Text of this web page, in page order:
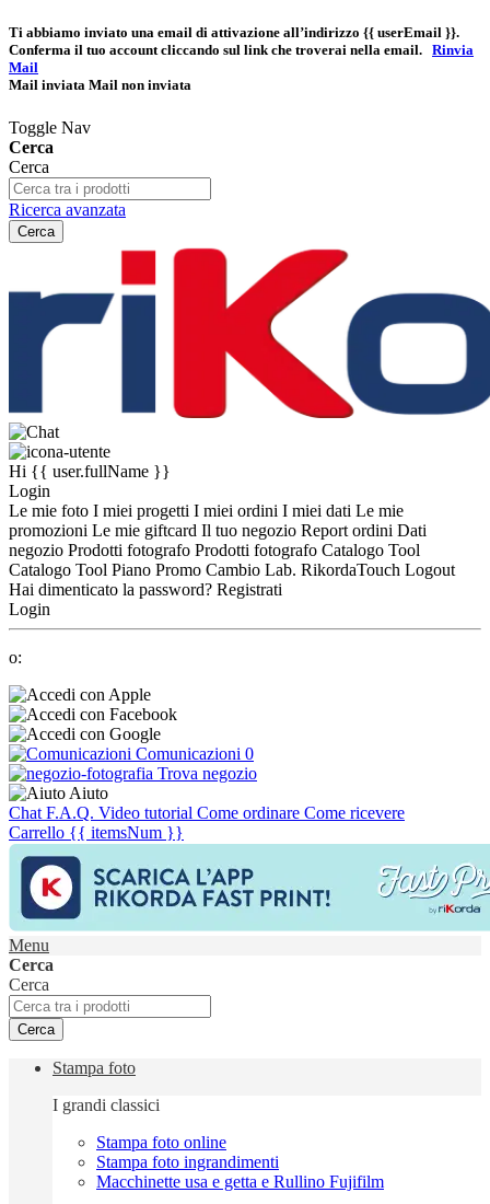
Ti abbiamo inviato una email di attivazione all’indirizzo {{ userEmail }}.
Conferma il tuo account cliccando sul link che troverai nella email. Rinvia
Mail
Mail inviata Mail non inviata
Toggle Nav
Cerca
Cerca
Ricerca avanzata
Cerca
Hi {{ user.fullName }}
Login
Le mie foto I miei progetti I miei ordini I miei dati Le mie
promozioni Le mie giftcard Il tuo negozio Report ordini Dati
negozio Prodotti fotografo Prodotti fotografo Catalogo Tool
Catalogo Tool Piano Promo Cambio Lab. RikordaTouch Logout
Hai dimenticato la password? Registrati
Login
o:
Comunicazioni 0
Trova negozio
Aiuto
Chat F.A.Q. Video tutorial Come ordinare Come ricevere
Carrello {{ itemsNum }}
Menu
Cerca
Cerca
Cerca
Stampa foto
I grandi classici
Stampa foto online
Stampa foto ingrandimenti
Macchinette usa e getta e Rullino Fujifilm